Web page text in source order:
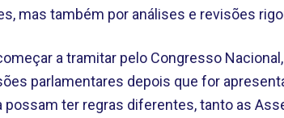
mas também por análises e revisões
a tramitar pelo Congresso
parlamentares depois que for
possam ter regras diferentes, tanto as